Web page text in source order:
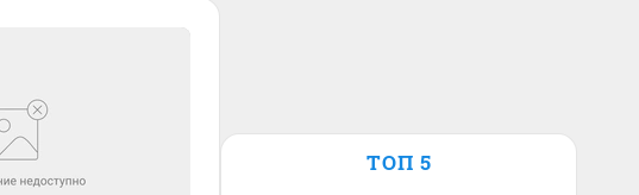
ТОП 5